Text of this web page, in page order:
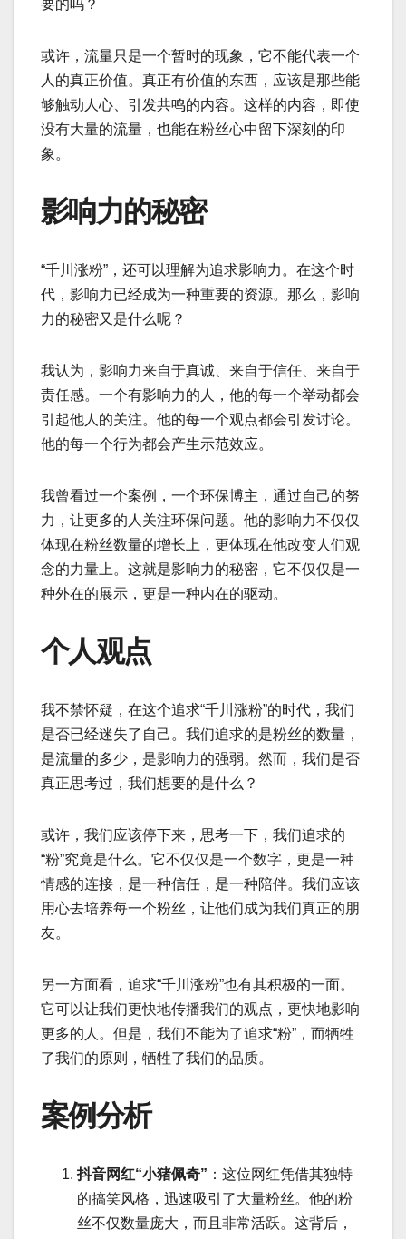
要的吗？
或许，流量只是一个暂时的现象，它不能代表一个
人的真正价值。真正有价值的东西，应该是那些能
够触动人心、引发共鸣的内容。这样的内容，即使
没有大量的流量，也能在粉丝心中留下深刻的印
象。
影响力的秘密
“千川涨粉”，还可以理解为追求影响力。在这个时
代，影响力已经成为一种重要的资源。那么，影响
力的秘密又是什么呢？
我认为，影响力来自于真诚、来自于信任、来自于
责任感。一个有影响力的人，他的每一个举动都会
引起他人的关注。他的每一个观点都会引发讨论。
他的每一个行为都会产生示范效应。
我曾看过一个案例，一个环保博主，通过自己的努
力，让更多的人关注环保问题。他的影响力不仅仅
体现在粉丝数量的增长上，更体现在他改变人们观
念的力量上。这就是影响力的秘密，它不仅仅是一
种外在的展示，更是一种内在的驱动。
个人观点
我不禁怀疑，在这个追求“千川涨粉”的时代，我们
是否已经迷失了自己。我们追求的是粉丝的数量，
是流量的多少，是影响力的强弱。然而，我们是否
真正思考过，我们想要的是什么？
或许，我们应该停下来，思考一下，我们追求的
“粉”究竟是什么。它不仅仅是一个数字，更是一种
情感的连接，是一种信任，是一种陪伴。我们应该
用心去培养每一个粉丝，让他们成为我们真正的朋
友。
另一方面看，追求“千川涨粉”也有其积极的一面。
它可以让我们更快地传播我们的观点，更快地影响
更多的人。但是，我们不能为了追求“粉”，而牺牲
了我们的原则，牺牲了我们的品质。
案例分析
抖音网红“小猪佩奇” ：这位网红凭借其独特
的搞笑风格，迅速吸引了大量粉丝。他的粉
丝不仅数量庞大，而且非常活跃。这背后，